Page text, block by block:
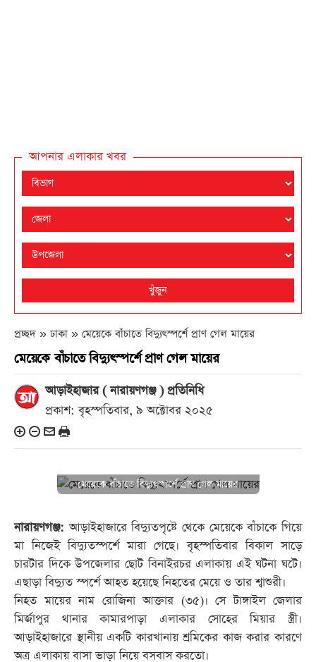
আপনার এলাকার খবর
খুঁজুন
প্রচ্ছদ » ঢাকা » মেয়েকে বাঁচাতে বিদ্যুৎস্পর্শে প্রাণ গেল মায়ের
মেয়েকে বাঁচাতে বিদ্যুৎস্পর্শে প্রাণ গেল মায়ের
আড়াইহাজার ( নারায়ণগঞ্জ ) প্রতিনিধি
প্রকাশ: বৃহস্পতিবার, ৯ অক্টোবর ২০২৫
মেয়েকে বাঁচাতে বিদ্যুৎস্পর্শে প্রাণ গেল মায়ের
নারায়ণগঞ্জ: আড়াইহাজারে বিদ্যুতপৃষ্টে থেকে মেয়েকে বাঁচাকে গিয়ে
মা নিজেই বিদ্যুতস্পর্শে মারা গেছে। বৃহস্পতিবার বিকাল সাড়ে
চারটার দিকে উপজেলার ছোট বিনাইরচর এলাকায় এই ঘটনা ঘটে।
এছাড়া বিদ্যুত স্পর্শে আহত হয়েছে নিহতের মেয়ে ও তার শ্বাশুরী।
নিহত মায়ের নাম রোজিনা আক্তার (৩৫)। সে টাঙ্গাইল জেলার
মির্জাপুর থানার কামারপাড়া এলাকার সোহের মিয়ার স্ত্রী।
আড়াইহাজারে স্থানীয় একটি কারখানায় শ্রমিকের কাজ করার কারণে
অত্র এলাকায় বাসা ভাড়া নিয়ে বসবাস করতো।